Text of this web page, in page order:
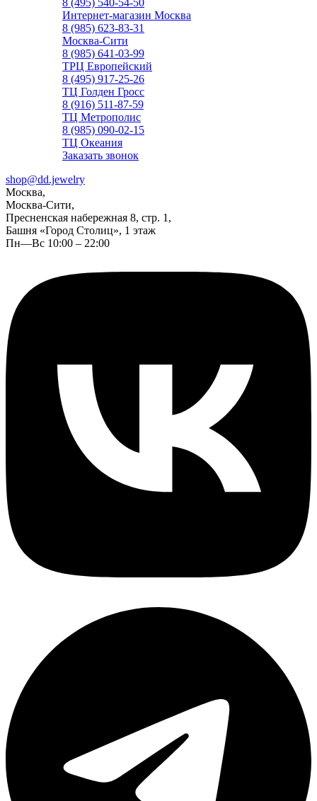
8 (495) 540-54-50
Интернет-магазин Москва
8 (985) 623-83-31
Москва-Сити
8 (985) 641-03-99
ТРЦ Европейский
8 (495) 917-25-26
ТЦ Голден Гросс
8 (916) 511-87-59
ТЦ Метрополис
8 (985) 090-02-15
ТЦ Океания
Заказать звонок
shop@dd.jewelry
Москва,
Москва-Сити,
Пресненская набережная 8, стр. 1,
Башня «Город Столиц», 1 этаж
Пн—Вс 10:00 – 22:00